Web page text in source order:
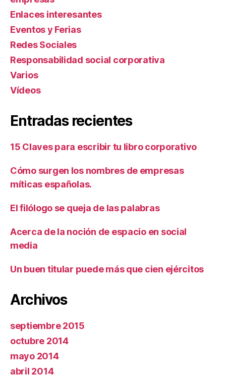
Enlaces interesantes
Eventos y Ferias
Redes Sociales
Responsabilidad social corporativa
Varios
Ví­deos
Entradas recientes
15 Claves para escribir tu libro corporativo
Cómo surgen los nombres de empresas
míticas españolas.
El filólogo se queja de las palabras
Acerca de la noción de espacio en social
media
Un buen titular puede más que cien ejércitos
Archivos
septiembre 2015
octubre 2014
mayo 2014
abril 2014